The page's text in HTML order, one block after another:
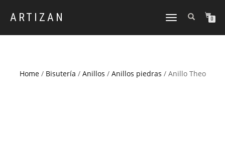
ARTIZAN
CAMBIAR
0
Home/ Bisutería / Anillos / Anillos piedras / Anillo Theo